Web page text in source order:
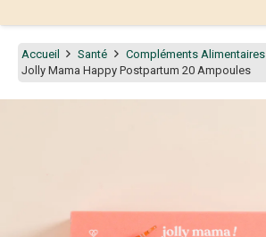
Accueil Santé
Compléments Alimentaires
Jolly Mama Happy Postpartum 20 Ampoules